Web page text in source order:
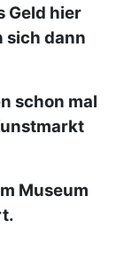
Geld hier
sich dann
schon mal
Museum